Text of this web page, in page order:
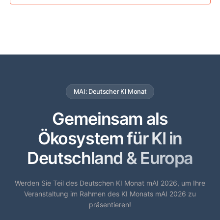
MAI: Deutscher KI Monat
Gemeinsam als
Ökosystem für KI in
Deutschland & Europa
Werden Sie Teil des Deutschen KI Monat mAI 2026, um Ihre
Veranstaltung im Rahmen des KI Monats mAI 2026 zu
präsentieren!